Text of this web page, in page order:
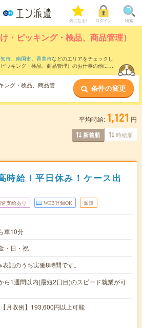
気になる! ログイン 検索
・ピッキング・検品、商品管理）
市、 南国市、 香美市などのエリアをチェックし
ッキング・検品、商品管理）のお仕事の他に、
などのこだわり条件で絞り込んでいただ
ピッキング・検品、商品管理）のお仕事とは？
ング・検品、商品管
条件の変更
平均時給: 1,121 円
新着順 時給順
時給！平日休み！ケース出
支給あり WEB登録OK 派遣
車10分
・日・祝
記のうち実働8時間です。
ら1週間以内(最短2日目)のスピード就業が可
月収例】193,600円以上可能